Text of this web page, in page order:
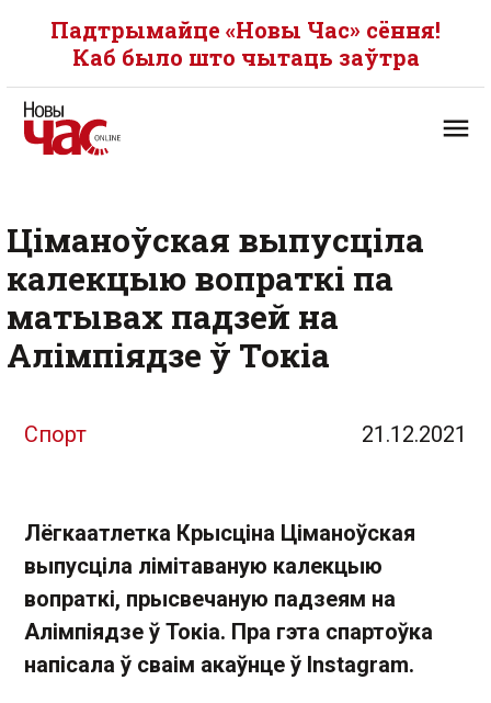
Падтрымайце «Новы Час» сёння!
Каб было што чытаць заўтра
Ціманоўская выпусціла
калекцыю вопраткі па
матывах падзей на
Алімпіядзе ў Токіа
Спорт 21.12.2021
Лёгкаатлетка Крысціна Ціманоўская
выпусціла лімітаваную калекцыю
вопраткі, прысвечаную падзеям на
Алімпіядзе ў Токіа. Пра гэта спартоўка
напісала ў сваім акаўнце ў Instagram.